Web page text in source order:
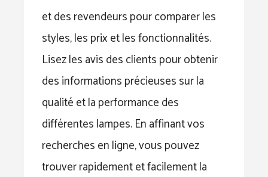
et des revendeurs pour comparer les
styles, les prix et les fonctionnalités.
Lisez les avis des clients pour obtenir
des informations précieuses sur la
qualité et la performance des
différentes lampes. En affinant vos
recherches en ligne, vous pouvez
trouver rapidement et facilement la